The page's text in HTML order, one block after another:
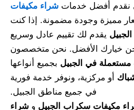
نقدم أفضل خدمات شراء مكيفات
مميزة وجودة مضمونة. إذا كنت
يقدم لك تقييم عادل وسريع
خيارك الأفضل. نحن متخصصون
في الجبيل بجميع أنواعها
أو مركزية، ونوفر خدمة فورية
في جميع مناطق الجبيل.
مكيفات سكراب الجبيل و شراء